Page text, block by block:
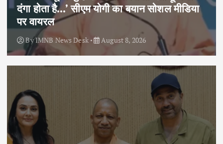
दंगा होता है…’ सीएम योगी का बयान सोशल मीडिया
पर वायरल
ByIMNB News Desk August 8, 2026